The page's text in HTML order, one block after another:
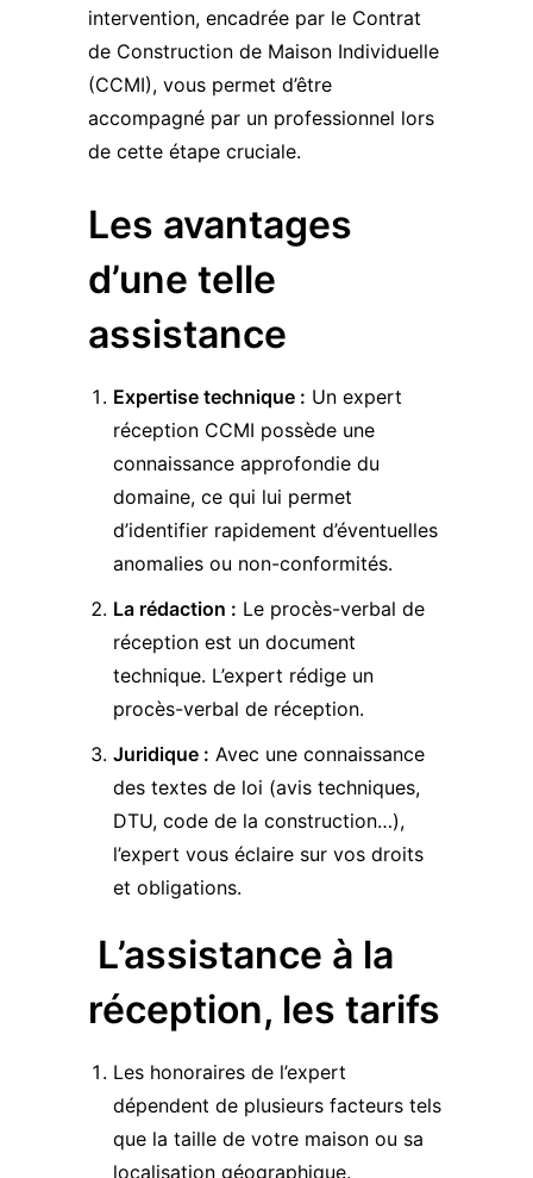
intervention, encadrée par le Contrat
de Construction de Maison Individuelle
(CCMI), vous permet d’être
accompagné par un professionnel lors
de cette étape cruciale.
Les avantages
d’une telle
assistance
Expertise technique : Un expert
réception CCMI possède une
connaissance approfondie du
domaine, ce qui lui permet
d’identifier rapidement d’éventuelles
anomalies ou non-conformités.
La rédaction : Le procès-verbal de
réception est un document
technique. L’expert rédige un
procès-verbal de réception.
Juridique : Avec une connaissance
des textes de loi (avis techniques,
DTU, code de la construction…),
l’expert vous éclaire sur vos droits
et obligations.
L’assistance à la
réception, les tarifs
Les honoraires de l’expert
dépendent de plusieurs facteurs tels
que la taille de votre maison ou sa
localisation géographique.